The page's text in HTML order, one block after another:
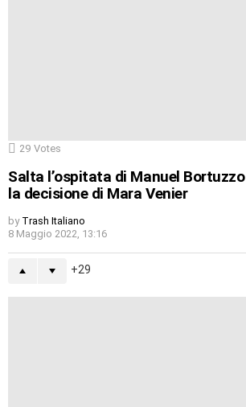
29 Votes
Salta l’ospitata di Manuel
la decisione di Mara Venier
by Trash Italiano
8 Maggio 2022, 13:16
29